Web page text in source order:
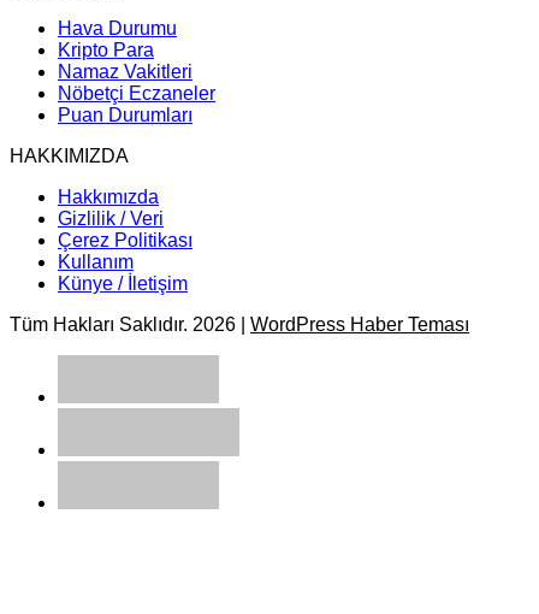
Hava Durumu
Kripto Para
Namaz Vakitleri
Nöbetçi Eczaneler
Puan Durumları
HAKKIMIZDA
Hakkımızda
Gizlilik / Veri
Çerez Politikası
Kullanım
Künye / İletişim
Tüm Hakları Saklıdır. 2026 | WordPress Haber Teması